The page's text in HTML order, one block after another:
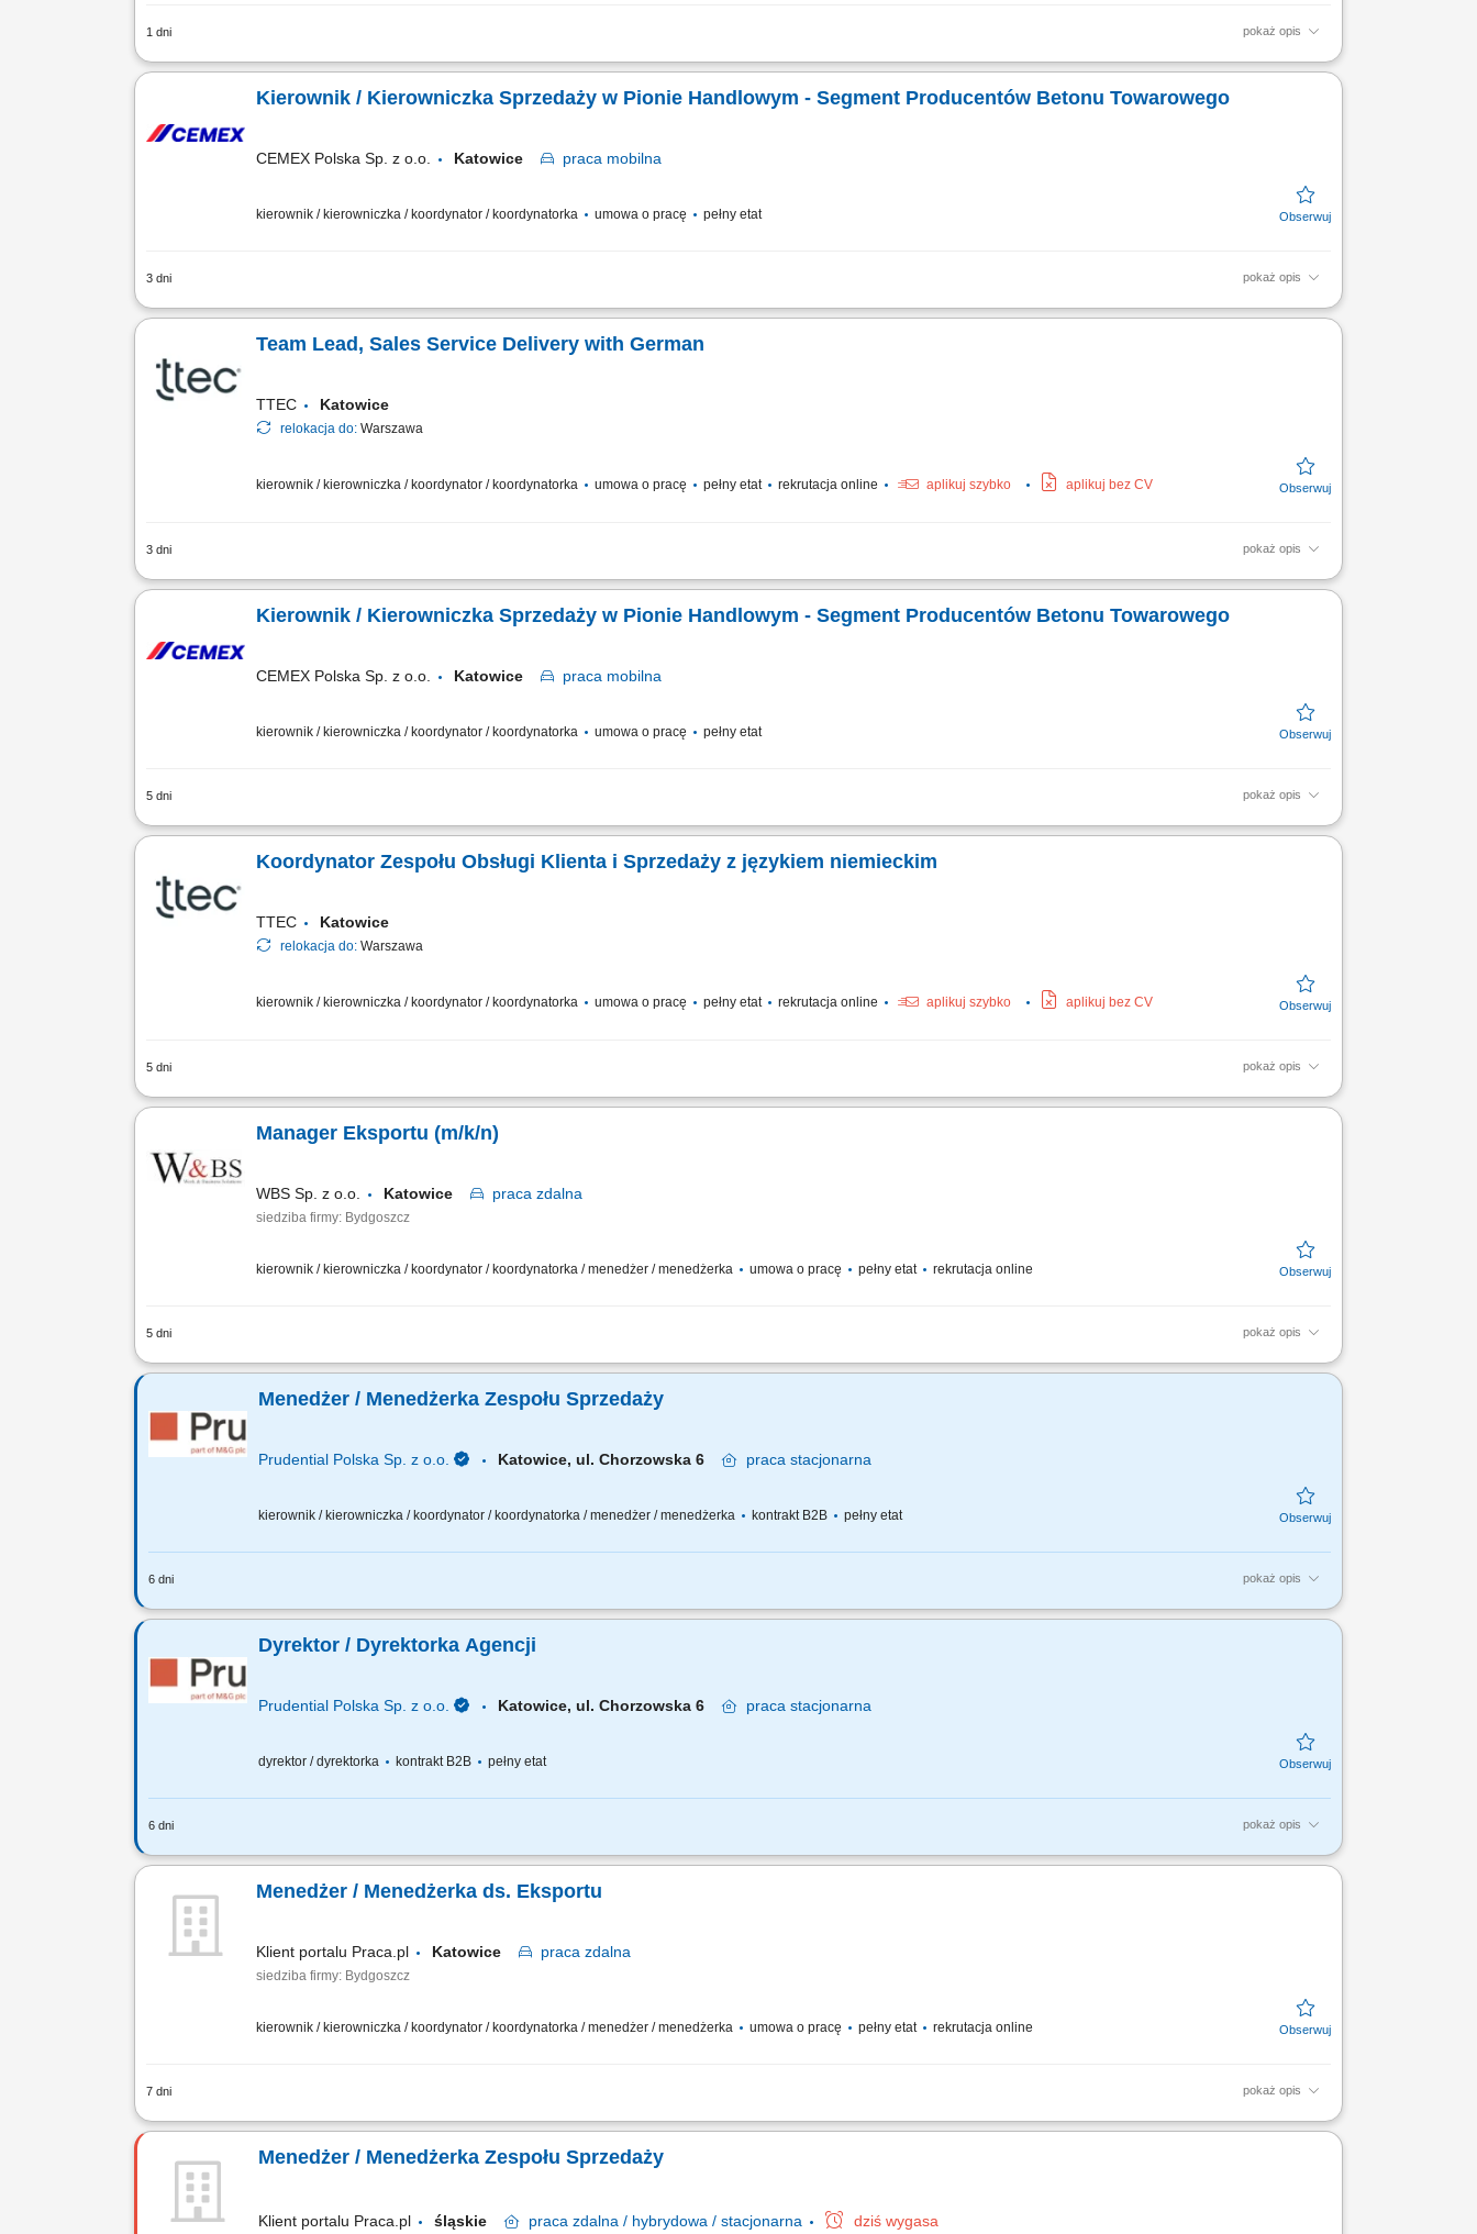
1 dni pokaż opis
Zakres obowiązków: Zarządzanie pracą zespołu oraz wspieranie pracowników w realizacji celów. Motywowanie, coaching i rozwój kompetencji członków zespołu.
Kierownik / Kierowniczka Sprzedaży w Pionie Handlowym - Segment Producentów Betonu Towarowego
CEMEX Polska Sp. z o.o. Katowice praca mobilna
kierownik / kierowniczka / koordynator / koordynatorka umowa o pracę pełny etat
3 dni pokaż opis
Opis stanowiska Rozwijanie sprzedaży produktów dla klientów biznesowych na wyznaczonym obszarze. Pozyskiwanie nowych kontrahentów oraz budowanie
Team Lead, Sales Service Delivery with German
TTEC Katowice
relokacja do: Warszawa
kierownik / kierowniczka / koordynator / koordynatorka umowa o pracę pełny etat rekrutacja online aplikuj szybko aplikuj bez CV
3 dni pokaż opis
Opis stanowiska: Wspieranie i motywowanie zespołu w osiąganiu celów; Odpowiadanie na pytania współpracowników, rozwiązywanie problemów i eskalacji klientów;
Kierownik / Kierowniczka Sprzedaży w Pionie Handlowym - Segment Producentów Betonu Towarowego
CEMEX Polska Sp. z o.o. Katowice praca mobilna
kierownik / kierowniczka / koordynator / koordynatorka umowa o pracę pełny etat
5 dni pokaż opis
Cel stanowiska Kierownik Sprzedaży cementu w segmencie producentów betonu towarowego odpowiada za sprzedaż i realizację celów biznesowych poprzez
Koordynator Zespołu Obsługi Klienta i Sprzedaży z językiem niemieckim
TTEC Katowice
relokacja do: Warszawa
kierownik / kierowniczka / koordynator / koordynatorka umowa o pracę pełny etat rekrutacja online aplikuj szybko aplikuj bez CV
5 dni pokaż opis
Zakres obowiązków: Koordynowanie codziennej pracy zespołu odpowiedzialnego za obsługę sprzedaży. Wspieranie pracowników w rozwiązywaniu problemów oraz
Manager Eksportu (m/k/n)
WBS Sp. z o.o. Katowice praca zdalna
siedziba firmy: Bydgoszcz
kierownik / kierowniczka / koordynator / koordynatorka / menedżer / menedżerka umowa o pracę pełny etat rekrutacja online
5 dni pokaż opis
Opis stanowiska pracy / zadania: Rozwój sprzedaży na rynkach eksportowych. Aktywne pozyskiwanie klientów (dystrybutorzy lub biura projektowe). Aktywny udział w
Menedżer / Menedżerka Zespołu Sprzedaży
Prudential Polska Sp. z o.o. Katowice, ul. Chorzowska 6 praca stacjonarna
kierownik / kierowniczka / koordynator / koordynatorka / menedżer / menedżerka kontrakt B2B pełny etat
6 dni pokaż opis
Twój zakres obowiązków: budowanie własnego biznesu opartego o sprzedaż własną i współpracę z zespołem Konsultantów ds. Planowania Finansowego, rekrutacja i
Dyrektor / Dyrektorka Agencji
Prudential Polska Sp. z o.o. Katowice, ul. Chorzowska 6 praca stacjonarna
dyrektor / dyrektorka kontrakt B2B pełny etat
6 dni pokaż opis
Za co będziesz odpowiadać: własny biznes przychodowy i zarządzanie zespołem sprzedaży, rekrutację i wdrożenie nowych Konsultantów ds. Planowania
Menedżer / Menedżerka ds. Eksportu
Klient portalu Praca.pl Katowice praca zdalna
siedziba firmy: Bydgoszcz
kierownik / kierowniczka / koordynator / koordynatorka / menedżer / menedżerka umowa o pracę pełny etat rekrutacja online
7 dni pokaż opis
rozwijanie sprzedaży na rynkach zagranicznych, aktywne pozyskiwanie nowych klientów i partnerów handlowych, współpraca z dystrybutorami, biurami projektowymi
Menedżer / Menedżerka Zespołu Sprzedaży
Klient portalu Praca.pl śląskie praca zdalna / hybrydowa / stacjonarna dziś wygasa